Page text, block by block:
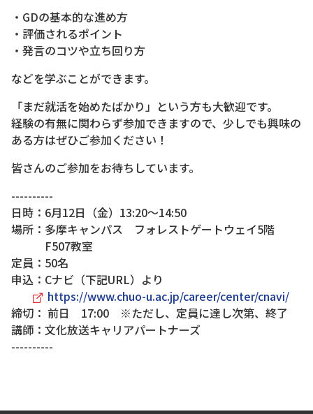
・GDの基本的な進め方
・評価されるポイント
・発言のコツや立ち回り方
などを学ぶことができます。
「まだ就活を始めたばかり」という方も大歓迎です。
経験の有無に関わらず参加できますので、少しでも興味の
ある方はぜひご参加ください！
皆さんのご参加をお待ちしています。
----------
日時：6月12日（金）13:20～14:50
場所：多摩キャンパス フォレストゲートウェイ5階
F507教室
定員：50名
申込：Cナビ（下記URL）より
https://www.chuo-u.ac.jp/career/center/cnavi/
締切： 前日 17:00 ※ただし、定員に達し次第、終了
講師：文化放送キャリアパートナーズ
----------